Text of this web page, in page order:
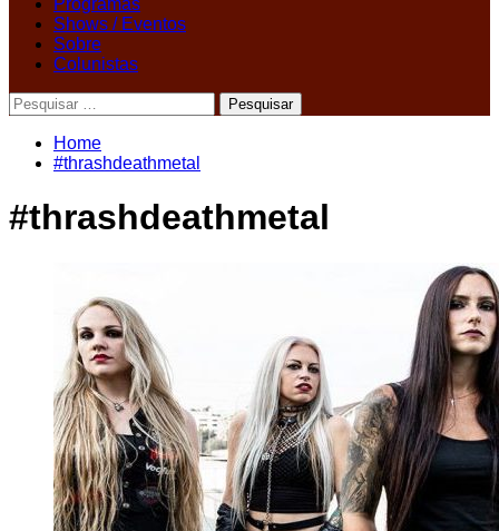
Programas
Shows / Eventos
Sobre
Colunistas
Pesquisar
por:
Home
#thrashdeathmetal
#thrashdeathmetal